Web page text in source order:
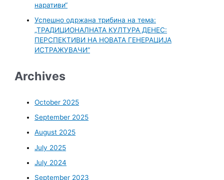
наративи“
Успешно одржана трибина на тема:
„ТРАДИЦИОНАЛНАТА КУЛТУРА ДЕНЕС:
ПЕРСПЕКТИВИ НА НОВАТА ГЕНЕРАЦИЈА
ИСТРАЖУВАЧИ“
Archives
October 2025
September 2025
August 2025
July 2025
July 2024
September 2023